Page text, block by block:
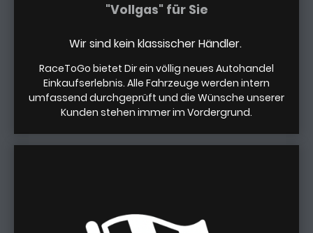
"Vollgas" für Sie
Wir sind kein klassischer Händler.
RaceToGo bietet Dir ein völlig neues Autohandel
Einkaufserlebnis. Alle Fahrzeuge werden intern
umfassend durchgeprüft und die Wünsche unserer
Kunden stehen immer im Vordergrund.